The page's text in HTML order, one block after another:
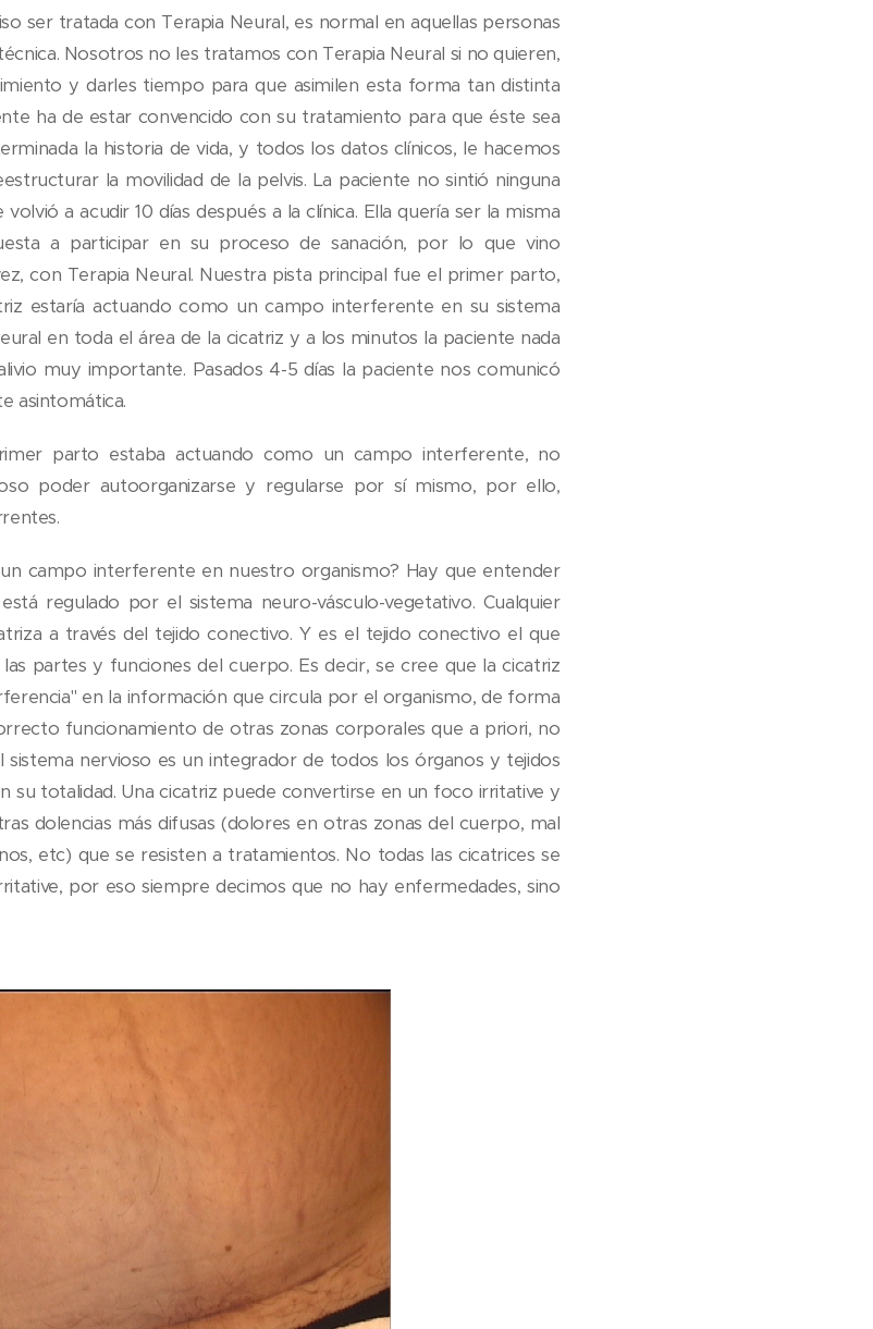
ser tratada con Terapia Neural, es normal en aquellas personas
Nosotros no les tratamos con Terapia Neural si no quieren,
y darles tiempo para que asimilen esta forma tan distinta
ha de estar convencido con su tratamiento para que éste sea
la historia de vida, y todos los datos clínicos, le hacemos
la movilidad de la pelvis. La paciente no sintió ninguna
a acudir 10 días después a la clínica. Ella quería ser la misma
a participar en su proceso de sanación, por lo que vino
con Terapia Neural. Nuestra pista principal fue el primer parto,
estaría actuando como un campo interferente en su sistema
en toda el área de la cicatriz y a los minutos la paciente nada
muy importante. Pasados 4-5 días la paciente nos comunicó
asintomática.
parto estaba actuando como un campo interferente, no
poder autoorganizarse y regularse por sí mismo, por ello,
campo interferente en nuestro organismo? Hay que entender
regulado por el sistema neuro-vásculo-vegetativo. Cualquier
a través del tejido conectivo. Y es el tejido conectivo el que
partes y funciones del cuerpo. Es decir, se cree que la cicatriz
en la información que circula por el organismo, de forma
funcionamiento de otras zonas corporales que a priori, no
sistema nervioso es un integrador de todos los órganos y tejidos
su totalidad. Una cicatriz puede convertirse en un foco irritative y
dolencias más difusas (dolores en otras zonas del cuerpo, mal
etc) que se resisten a tratamientos. No todas las cicatrices se
por eso siempre decimos que no hay enfermedades, sino